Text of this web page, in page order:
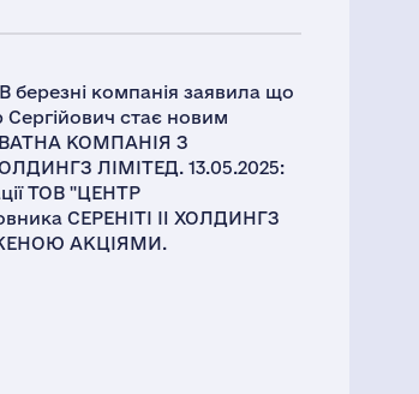
березні компанія заявила що
Сергійович стає новим
КОМПАНІЯ З
ЛІМІТЕД. 13.05.2025:
ТОВ "ЦЕНТР
СЕРЕНІТІ II ХОЛДИНГЗ
АКЦІЯМИ.